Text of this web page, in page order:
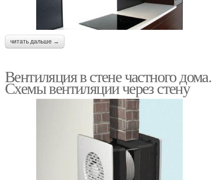
читать дальше →
Вентиляция в стене частного дома.
Схемы вентиляции через стену